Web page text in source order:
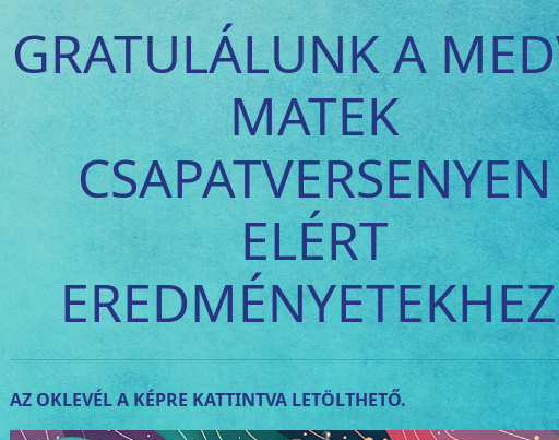
GRATULÁLUNK A
MATEK
CSAPATVERSENYEN
ELÉRT
AZ OKLEVÉL A KÉPRE KATTINTVA LETÖLTHETŐ.